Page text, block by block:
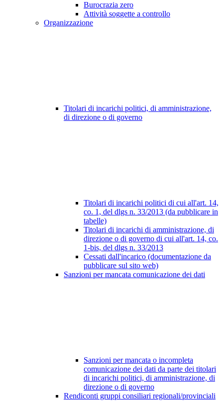
Burocrazia zero
Attività soggette a controllo
Organizzazione
Titolari di incarichi politici, di amministrazione,
di direzione o di governo
Titolari di incarichi politici di cui all'art. 14,
co. 1, del dlgs n. 33/2013 (da pubblicare in
tabelle)
Titolari di incarichi di amministrazione, di
direzione o di governo di cui all'art. 14, co.
1-bis, del dlgs n. 33/2013
Cessati dall'incarico (documentazione da
pubblicare sul sito web)
Sanzioni per mancata comunicazione dei dati
Sanzioni per mancata o incompleta
comunicazione dei dati da parte dei titolari
di incarichi politici, di amministrazione, di
direzione o di governo
Rendiconti gruppi consiliari regionali/provinciali